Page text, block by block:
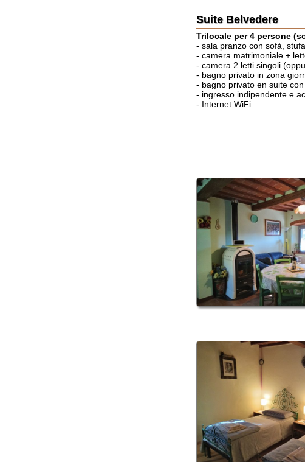
Camera Padronale (non